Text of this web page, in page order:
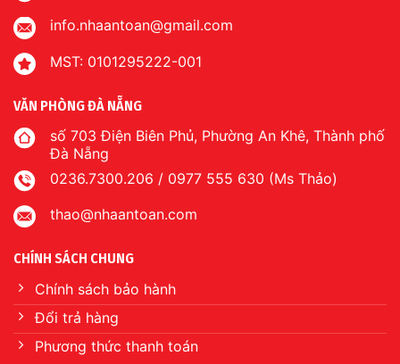
info.nhaantoan@gmail.com
MST: 0101295222-001
VĂN PHÒNG ĐÀ NẴNG
số 703 Điện Biên Phủ, Phường An Khê, Thành phố
Đà Nẵng
0236.7300.206 / 0977 555 630 (Ms Thảo)
thao@nhaantoan.com
CHÍNH SÁCH CHUNG
Chính sách bảo hành
Đổi trả hàng
Phương thức thanh toán